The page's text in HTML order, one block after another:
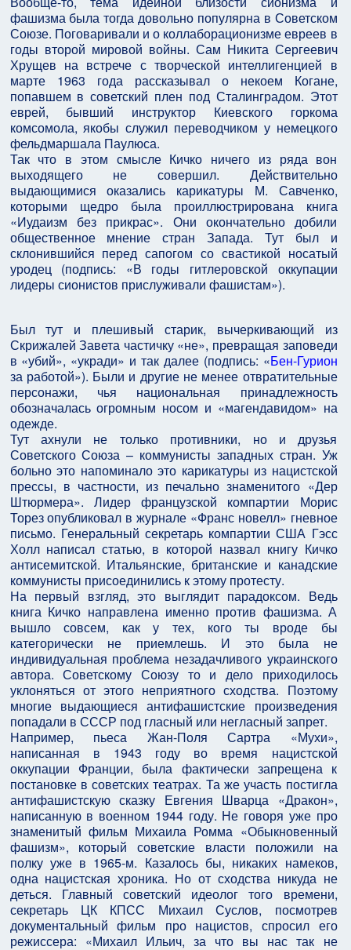
фашизма была тогда довольно популярна в Советском
Союзе. Поговаривали и о коллаборационизме евреев в
годы второй мировой войны. Сам Никита Сергеевич
Хрущев на встрече с творческой интеллигенцией в
марте 1963 года рассказывал о некоем Когане,
попавшем в советский плен под Сталинградом. Этот
еврей, бывший инструктор Киевского горкома
комсомола, якобы служил переводчиком у немецкого
фельдмаршала Паулюса.
Так что в этом смысле Кичко ничего из ряда вон
выходящего не совершил. Действительно
выдающимися оказались карикатуры М. Савченко,
которыми щедро была проиллюстрирована книга
«Иудаизм без прикрас». Они окончательно добили
общественное мнение стран Запада. Тут был и
склонившийся перед сапогом со свастикой носатый
уродец (подпись: «В годы гитлеровской оккупации
лидеры сионистов прислуживали фашистам»).
Был тут и плешивый старик, вычеркивающий из
Скрижалей Завета частичку «не», превращая заповеди
в «убий», «укради» и так далее (подпись: «Бен-Гурион
за работой»). Были и другие не менее отвратительные
персонажи, чья национальная принадлежность
обозначалась огромным носом и «магендавидом» на
одежде.
Тут ахнули не только противники, но и друзья
Советского Союза – коммунисты западных стран. Уж
больно это напоминало это карикатуры из нацистской
прессы, в частности, из печально знаменитого «Дер
Штюрмера». Лидер французской компартии Морис
Торез опубликовал в журнале «Франс новелл» гневное
письмо. Генеральный секретарь компартии США Гэсс
Холл написал статью, в которой назвал книгу Кичко
антисемитской. Итальянские, британские и канадские
коммунисты присоединились к этому протесту.
На первый взгляд, это выглядит парадоксом. Ведь
книга Кичко направлена именно против фашизма. А
вышло совсем, как у тех, кого ты вроде бы
категорически не приемлешь. И это была не
индивидуальная проблема незадачливого украинского
автора. Советскому Союзу то и дело приходилось
уклоняться от этого неприятного сходства. Поэтому
многие выдающиеся антифашистские произведения
попадали в СССР под гласный или негласный запрет.
Например, пьеса Жан-Поля Сартра «Мухи»,
написанная в 1943 году во время нацистской
оккупации Франции, была фактически запрещена к
постановке в советских театрах. Та же участь постигла
антифашистскую сказку Евгения Шварца «Дракон»,
написанную в военном 1944 году. Не говоря уже про
знаменитый фильм Михаила Ромма «Обыкновенный
фашизм», который советские власти положили на
полку уже в 1965-м. Казалось бы, никаких намеков,
одна нацистская хроника. Но от сходства никуда не
деться. Главный советский идеолог того времени,
секретарь ЦК КПСС Михаил Суслов, посмотрев
документальный фильм про нацистов, спросил его
режиссера: «Михаил Ильич, за что вы нас так не